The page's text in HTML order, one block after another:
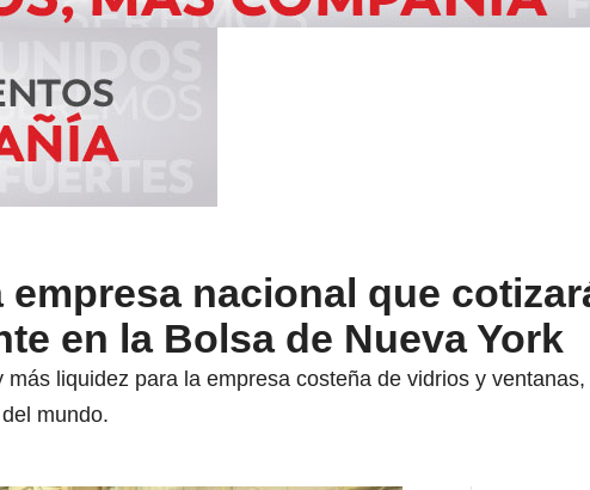
nacional que
en la Bolsa de Nueva York
liquidez para la empresa costeña de vidrios y
mundo.